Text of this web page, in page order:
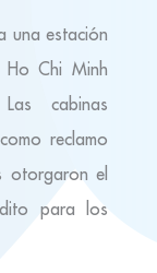
una estación
Chi Minh
cabinas
reclamo
otorgaron el
para los